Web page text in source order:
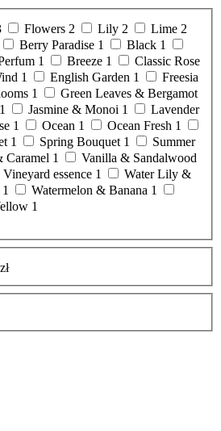
Flowers 2 Lily 2 Lime 2
Berry Paradise 1 Black 1
1 Breeze 1
Classic Rose
1 English Garden 1
Freesia
1
Green Leaves & Bergamot
1 Jasmine & Monoi 1
Lavender
1 Ocean 1 Ocean Fresh 1
1 Spring Bouquet 1
Summer
Caramel 1
Vanilla & Sandalwood
Vineyard essence 1
Water Lily &
1 Watermelon & Banana 1
1
zł